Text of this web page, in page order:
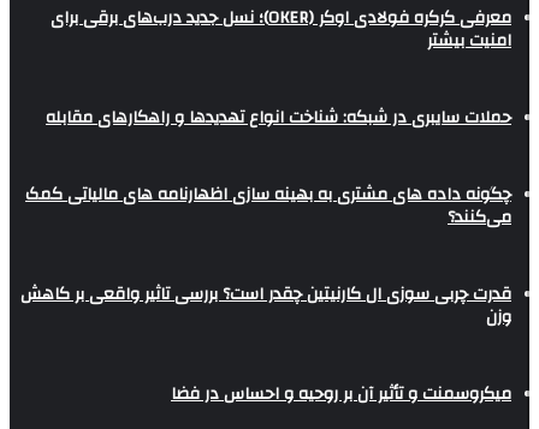
معرفی کرکره فولادی اوکر (OKER)؛ نسل جدید درب‌های برقی برای
امنیت بیشتر
حملات سایبری در شبکه: شناخت انواع تهدیدها و راهکارهای مقابله
چگونه داده های مشتری به بهینه سازی اظهارنامه های مالیاتی کمک
می‌کنند؟
قدرت چربی سوزی ال کارنیتین چقدر است؟ بررسی تاثیر واقعی بر کاهش
وزن
میکروسمنت و تأثیر آن بر روحیه و احساس در فضا